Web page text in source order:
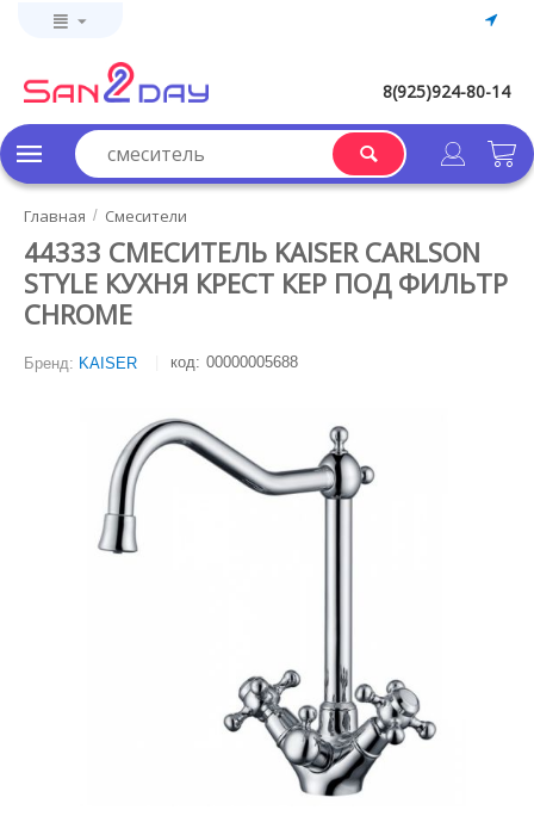
8(925)924-80-14
Главная / Смесители
44333 СМЕСИТЕЛЬ KAISER CARLSON
STYLE КУХНЯ КРЕСТ КЕР ПОД ФИЛЬТР
CHROME
Бренд: KAISER код: 00000005688